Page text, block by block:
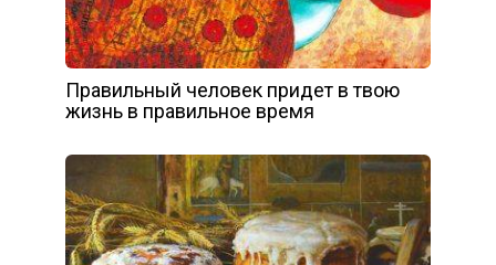
Правильный человек придет в твою
жизнь в правильное время